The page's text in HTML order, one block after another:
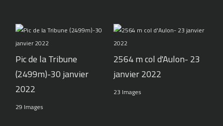
Pic de la Tribune
(2499m)-30 janvier
2022
29 Images
2564 m col d'Aulon- 23
janvier 2022
23 Images